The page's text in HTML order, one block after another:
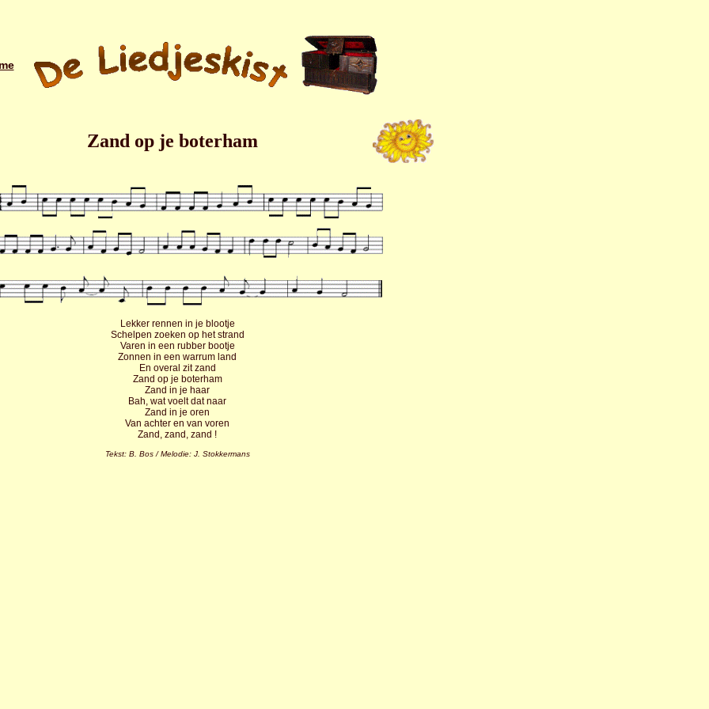
Zand op je boterham
Lekker rennen in je blootje
Schelpen zoeken op het strand
Varen in een rubber bootje
Zonnen in een warrum land
En overal zit zand
Zand op je boterham
Zand in je haar
Bah, wat voelt dat naar
Zand in je oren
Van achter en van voren
Zand, zand, zand !
Tekst: B. Bos / Melodie: J. Stokkermans